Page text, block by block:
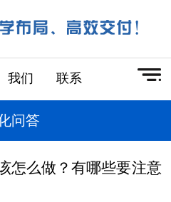
我们 联系
问答
怎么做？有哪些要注意